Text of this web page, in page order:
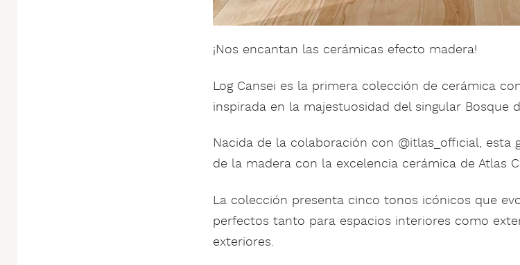
¡Nos encantan las cerámicas efecto madera!
Log Cansei es la primera colección de cerámica
inspirada en la majestuosidad del singular Bosque
Nacida de la colaboración con @itlas_official, esta
de la madera con la excelencia cerámica de Atlas
La colección presenta cinco tonos icónicos que
perfectos tanto para espacios interiores como
exteriores.